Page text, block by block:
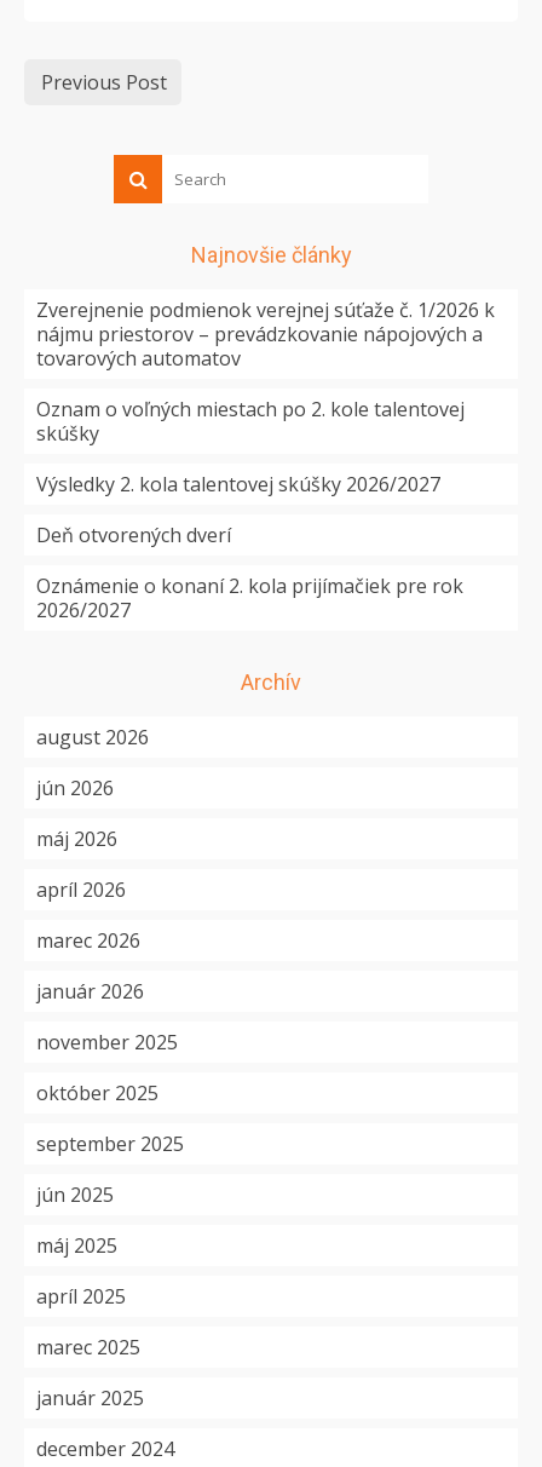
Previous Post
Najnovšie články
Zverejnenie podmienok verejnej súťaže č. 1/2026 k
nájmu priestorov – prevádzkovanie nápojových a
tovarových automatov
Oznam o voľných miestach po 2. kole talentovej
skúšky
Výsledky 2. kola talentovej skúšky 2026/2027
Deň otvorených dverí
Oznámenie o konaní 2. kola prijímačiek pre rok
2026/2027
Archív
august 2026
jún 2026
máj 2026
apríl 2026
marec 2026
január 2026
november 2025
október 2025
september 2025
jún 2025
máj 2025
apríl 2025
marec 2025
január 2025
december 2024